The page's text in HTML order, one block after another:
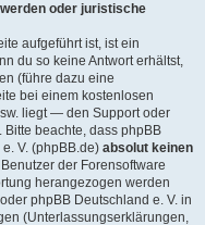
oder juristische
aufgeführt ist, ist ein
du so keine Antwort erhältst,
(führe dazu eine
bei einem kostenlosen
liegt — den Support oder
beachte, dass phpBB
V. (phpBB.de) absolut keinen
der Forensoftware
herangezogen werden
phpBB Deutschland e. V. in
(Unterlassungserklärungen,